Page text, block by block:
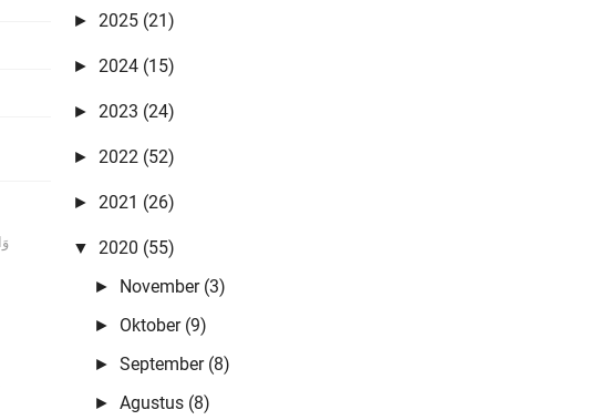
Best Online Betting Promos 2021 | Betting
Maqomnya sudah tingkat cinta ustadz 😊
Anonymous
bagi yang ayah bundanya sudah tiada, nisan
Pangestune kang...mugi-mugi istiqomah
kang..
►2025 (21)
►2024 (15)
►2023 (24)
►2022 (52)
►2021 (26)
▼ 2020 (55)
► November (3)
► Oktober (9)
►September (8)
►Agustus (8)